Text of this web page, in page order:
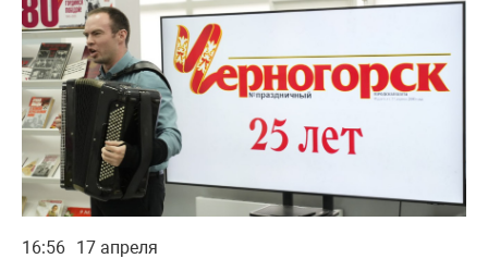
16:56 17 апреля